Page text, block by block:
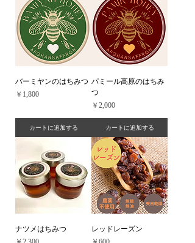
バーミヤンのはちみつ
価格
￥1,800
カートに追加する
パミール高原のはちみ
つ
価格
￥2,000
カートに追加する
ナツメはちみつ
価格
レッドレーズン
価格